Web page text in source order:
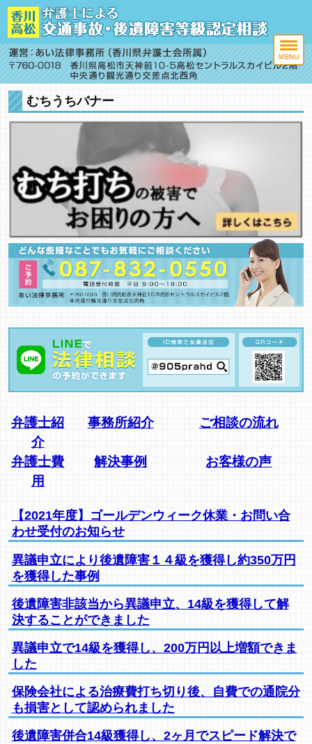
むちうちバナー
弁護士紹
介
事務所紹介 ご相談の流れ
弁護士費
用
解決事例 お客様の声
【2021年度】ゴールデンウィーク休業・お問い合
わせ受付のお知らせ
異議申立により後遺障害１４級を獲得し約350万円
を獲得した事例
後遺障害非該当から異議申立、14級を獲得して解
決することができました
異議申立で14級を獲得し、200万円以上増額できま
した
保険会社による治療費打ち切り後、自費での通院分
も損害として認められました
後遺障害併合14級獲得し、2ヶ月でスピード解決で